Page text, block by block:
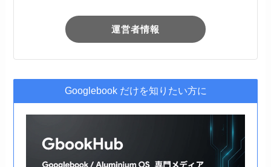
運営者情報
Googlebook だけを知りたい方に